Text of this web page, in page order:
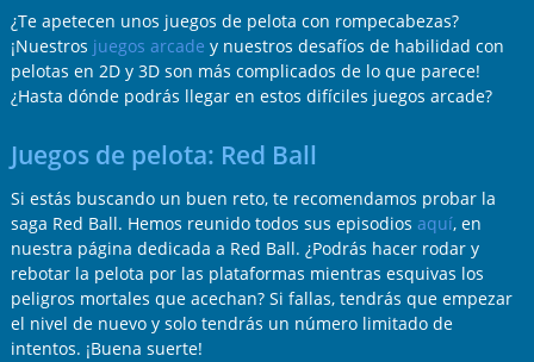
¿Te apetecen unos juegos de pelota con rompecabezas?
¡Nuestros juegos arcade y nuestros desafíos de habilidad con
pelotas en 2D y 3D son más complicados de lo que parece!
¿Hasta dónde podrás llegar en estos difíciles juegos arcade?
Juegos de pelota: Red Ball
Si estás buscando un buen reto, te recomendamos probar la
saga Red Ball. Hemos reunido todos sus episodios aquí, en
nuestra página dedicada a Red Ball. ¿Podrás hacer rodar y
rebotar la pelota por las plataformas mientras esquivas los
peligros mortales que acechan? Si fallas, tendrás que empezar
el nivel de nuevo y solo tendrás un número limitado de
intentos. ¡Buena suerte!